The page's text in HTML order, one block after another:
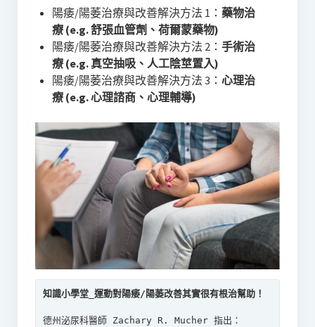
陽痿/陽萎治療與改善解決方法 1： 藥物治
療 (e.g. 舒張血管劑、荷爾蒙藥物)
陽痿/陽萎治療與改善解決方法 2： 手術治
療 (e.g. 真空抽吸、人工陰莖置入)
陽痿/陽萎治療與改善解決方法 3： 心理治
療 (e.g. 心理諮商、心理輔導)
德州泌尿科醫師 Zachary R. Mucher 指出：